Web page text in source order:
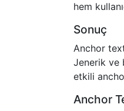
hem
Sonuç
Anchor
Jenerik ve
etkili
Anchor